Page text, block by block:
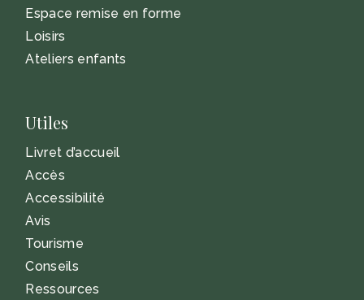
Espace remise en forme
Loisirs
Ateliers enfants
Utiles
Livret d’accueil
Accès
Accessibilité
Avis
Tourisme
Conseils
Ressources